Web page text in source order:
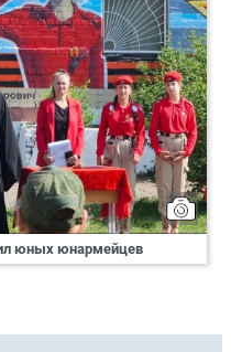
юных юнармейцев